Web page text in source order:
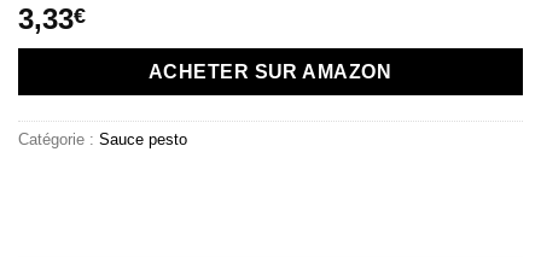
3,33€
ACHETER SUR AMAZON
Catégorie : Sauce pesto